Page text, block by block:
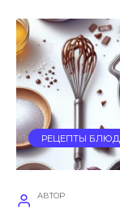
РЕЦЕПТЫ БЛЮД
АВТОР